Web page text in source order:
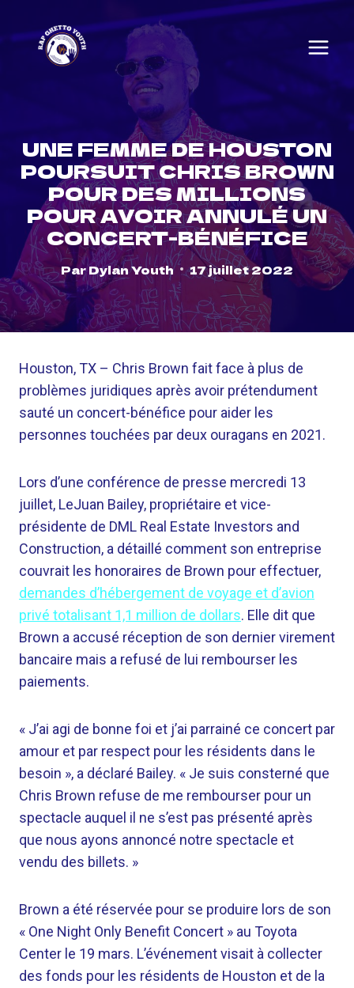
content
UNE FEMME DE HOUSTON
POURSUIT CHRIS BROWN
POUR DES MILLIONS
POUR AVOIR ANNULÉ UN
CONCERT-BÉNÉFICE
ParDylan Youth 17 juillet 2022
Houston, TX – Chris Brown fait face à plus de
problèmes juridiques après avoir prétendument
sauté un concert-bénéfice pour aider les
personnes touchées par deux ouragans en 2021.
Lors d’une conférence de presse mercredi 13
juillet, LeJuan Bailey, propriétaire et vice-
présidente de DML Real Estate Investors and
Construction, a détaillé comment son entreprise
couvrait les honoraires de Brown pour effectuer,
demandes d’hébergement de voyage et d’avion
privé totalisant 1,1 million de dollars. Elle dit que
Brown a accusé réception de son dernier virement
bancaire mais a refusé de lui rembourser les
paiements.
« J’ai agi de bonne foi et j’ai parrainé ce concert par
amour et par respect pour les résidents dans le
besoin », a déclaré Bailey. « Je suis consterné que
Chris Brown refuse de me rembourser pour un
spectacle auquel il ne s’est pas présenté après
que nous ayons annoncé notre spectacle et
vendu des billets. »
Brown a été réservée pour se produire lors de son
« One Night Only Benefit Concert » au Toyota
Center le 19 mars. L’événement visait à collecter
des fonds pour les résidents de Houston et de la